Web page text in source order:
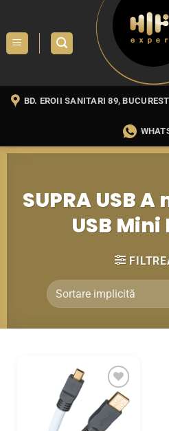
content
BD. EROII SANITARI 89,
SUPRA USB A
USB
WISHLIST